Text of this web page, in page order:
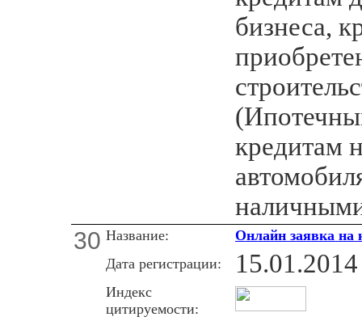
бизнеса,
кредитам
30 Название:
Онлайн заявка на
Дата регистрации:
15.01.2014
Индекс
цитируемости: